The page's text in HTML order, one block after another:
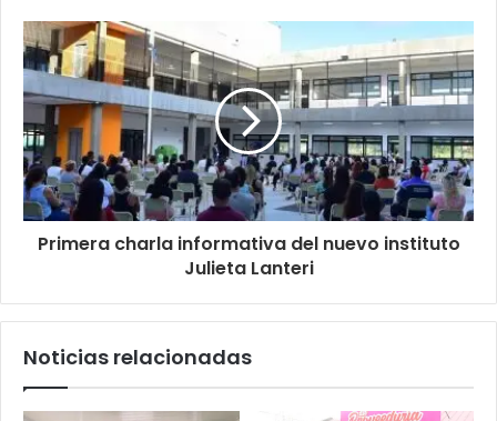
Primera charla informativa del nuevo instituto
Julieta Lanteri
Noticias relacionadas